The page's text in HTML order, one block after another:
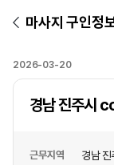
마사지 구인정
2026-03-20
경남 진주시
근무지역 경남 진